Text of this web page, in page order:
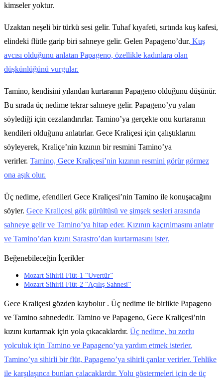
kimseler yoktur.
Uzaktan neşeli bir türkü sesi gelir. Tuhaf kıyafeti, sırtında kuş kafesi,
elindeki flütle garip biri sahneye gelir. Gelen Papageno’dur. Kuş
avcısı olduğunu anlatan Papageno, özellikle kadınlara olan
düşkünlüğünü vurgular.
Tamino, kendisini yılandan kurtaranın Papageno olduğunu düşünür.
Bu sırada üç nedime tekrar sahneye gelir. Papageno’yu yalan
söylediği için cezalandırırlar. Tamino’ya gerçekte onu kurtaranın
kendileri olduğunu anlatırlar. Gece Kraliçesi için çalıştıklarını
söyleyerek, Kraliçe’nin kızının bir resmini Tamino’ya
verirler. Tamino, Gece Kraliçesi’nin kızının resmini görür görmez
ona aşık olur.
Üç nedime, efendileri Gece Kraliçesi’nin Tamino ile konuşacağını
söyler. Gece Kraliçesi gök gürültüsü ve şimşek sesleri arasında
sahneye gelir ve Tamino’ya hitap eder. Kızının kaçırılmasını anlatır
ve Tamino’dan kızını Sarastro’dan kurtarmasını ister.
Beğenebileceğin İçerikler
Mozart Sihirli Flüt-1 “Uvertür”
Mozart Sihirli Flüt-2 “Açılış Sahnesi”
Gece Kraliçesi gözden kaybolur . Üç nedime ile birlikte Papageno
ve Tamino sahnededir. Tamino ve Papageno, Gece Kraliçesi’nin
kızını kurtarmak için yola çıkacaklardır. Üç nedime, bu zorlu
yolculuk için Tamino ve Papageno’ya yardım etmek isterler.
Tamino’ya sihirli bir flüt, Papageno’ya sihirli çanlar verirler. Tehlike
ile karşılaşınca bunları çalacaklardır. Yolu göstermeleri için de üç